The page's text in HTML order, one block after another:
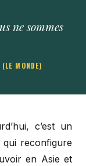
ne sommes
MONDE)
c’est un
qui reconfigure
en Asie et